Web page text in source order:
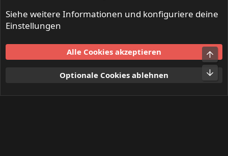
Mitglieder
Nutzungsbedingungen
Datenschutz
S
Siehe weitere Informationen und konfiguriere deine
Einstellungen
Alle Cookies akzeptieren
Optionale Cookies ablehnen